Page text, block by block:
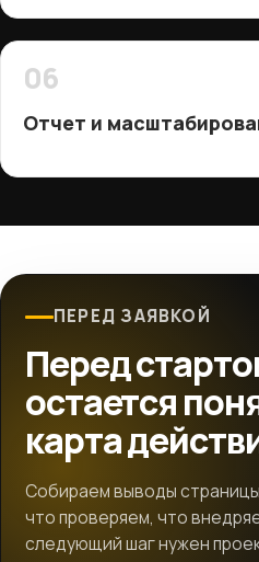
06
Отчет и
ПЕРЕД ЗАЯВКОЙ
Перед
остается
карта
Собираем выводы
что проверяем, что
следующий шаг нужен